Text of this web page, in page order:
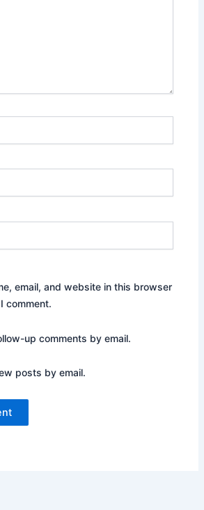
email, and website in this browser
comment.
up comments by email.
posts by email.